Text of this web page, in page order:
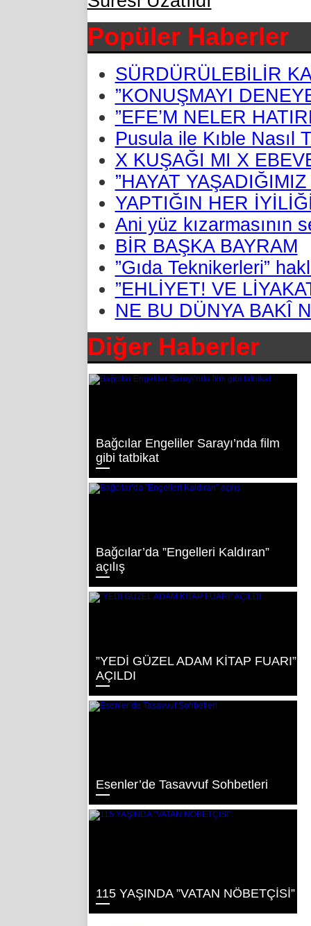
Popüler Haberler
SÜRDÜRÜLEBİLİR
”KONUŞMAYI
”EFE’M NELER
Pusula ile Kıble Nasıl
X KUŞAĞI MI X
”HAYAT
YAPTIĞIN HER
Ani yüz kızarmasının
BİR BAŞKA BAYRAM
”Gıda Teknikerleri”
”EHLİYET! VE
NE BU DÜNYA BAKÎ
Diğer Haberler
Bağcılar Engeliler Sarayı’nda film
gibi tatbikat
Bağcılar’da ”Engelleri Kaldıran”
açılış
”YEDİ GÜZEL ADAM KİTAP FUARI”
AÇILDI
Esenler’de Tasavvuf Sohbetleri
115 YAŞINDA ”VATAN NÖBETÇİSİ”